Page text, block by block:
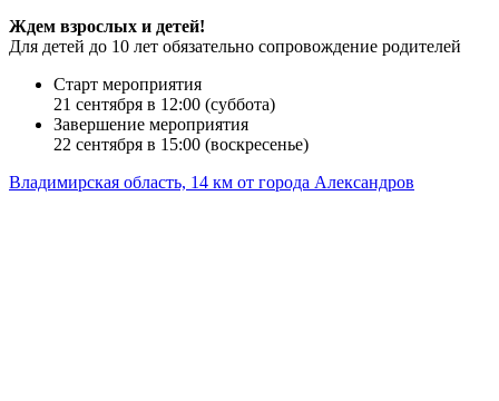
Ждем взрослых и детей!
Для детей до 10 лет обязательно сопровождение родителей
Старт мероприятия
21 сентября в 12:00 (суббота)
Завершение мероприятия
22 сентября в 15:00 (воскресенье)
Владимирская область, 14 км от города Александров